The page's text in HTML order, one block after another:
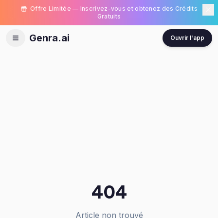
Offre Limitée — Inscrivez-vous et obtenez des Crédits
Gratuits
Genra.ai Ouvrir l'app
404
Article non trouvé